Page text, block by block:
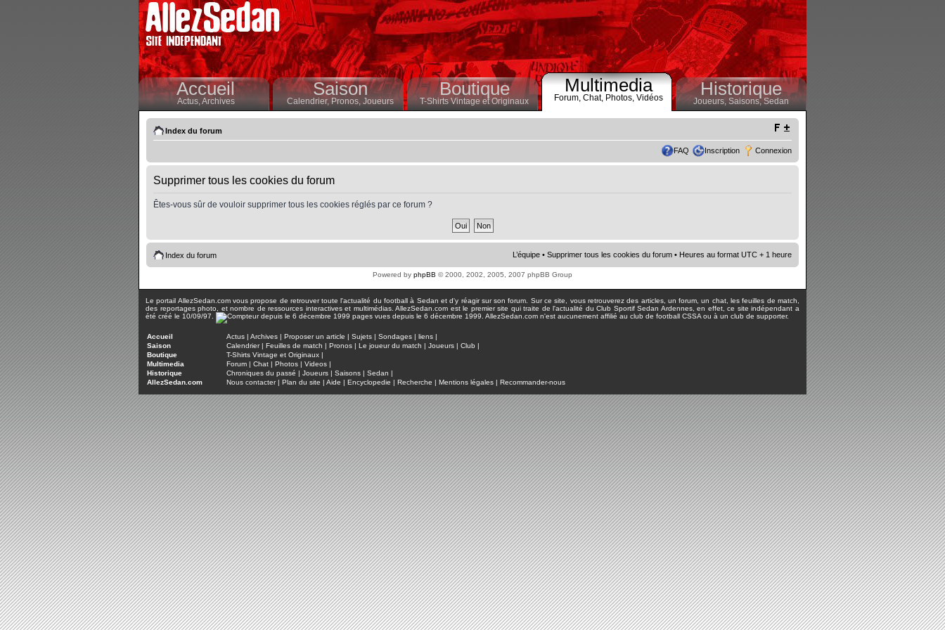
Accueil
Actus,Archives
Saison
Calendrier,Pronos, Joueurs
Boutique
T-Shirts Vintage et Originaux
Multimedia
Forum, Chat, Photos, Vidéos Historique
Joueurs, Saisons,Sedan
Index du forum
FAQ Inscription Connexion
Supprimer tous les cookies du forum
Êtes-vous sûr de vouloir supprimer tous les cookies réglés par ce forum ?
Index du forum L’équipe • Supprimer tous les cookies du forum • Heures au format UTC + 1 heure
Powered by phpBB © 2000, 2002, 2005, 2007 phpBB Group
Le portail AllezSedan.com vous propose de retrouver toute l'actualité du football à Sedan et d'y réagir sur son forum. Sur ce site, vous retrouverez des articles, un forum, un chat, les feuilles de match,
des reportages photo, et nombre de ressources interactives et multimédias. AllezSedan.com est le premier site qui traite de l'actualité du Club Sportif Sedan Ardennes, en effet, ce site indépendant a
été créé le 10/09/97.
pages vues depuis le 6 décembre 1999. AllezSedan.com n'est aucunement affilié au club de football CSSA ou à un club de supporter.
Accueil Actus | Archives | Proposer un article | Sujets | Sondages | liens |
Saison
Calendrier| Feuilles de match | Pronos | Le joueur du match | Joueurs | Club |
Boutique
T-Shirts Vintage et Originaux |
Multimedia
Forum | Chat | Photos | Videos |
Historique
Chroniques du passé | Joueurs | Saisons | Sedan |
AllezSedan.com
Nous contacter| Plan du site | Aide | Encyclopedie | Recherche | Mentions légales | Recommander-nous